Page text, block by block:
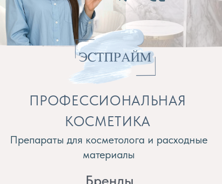
Препараты для косметолога и расходные
материалы
ПРОФЕССИОНАЛЬНАЯ
КОСМЕТИКА
Бренды
Профессиональная
Препараты косметолога
Доставка